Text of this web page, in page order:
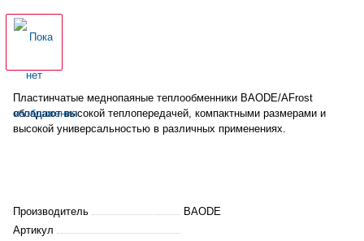
Пластинчатыемеднопаяные теплообменники BAODE/AFrost
обладают высокой теплопередачей, компактными размерами и
высокой универсальностью в различных применениях.
Производитель
BAODE
Артикул